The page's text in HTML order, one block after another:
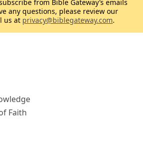
Faith
from Bible Gateway’s emails
any questions, please review our
us at privacy@biblegateway.com.